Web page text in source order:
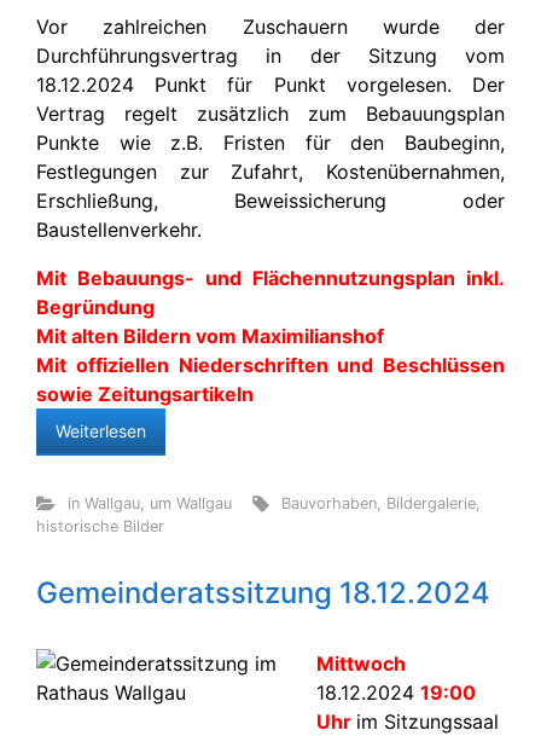
Vor zahlreichen Zuschauern wurde der
Durchführungsvertrag in der Sitzung vom
18.12.2024 Punkt für Punkt vorgelesen. Der
Vertrag regelt zusätzlich zum Bebauungsplan
Punkte wie z.B. Fristen für den Baubeginn,
Festlegungen zur Zufahrt, Kostenübernahmen,
Erschließung, Beweissicherung oder
Baustellenverkehr.
Mit Bebauungs- und Flächennutzungsplan inkl.
Begründung
Mit alten Bildern vom Maximilianshof
Mit offiziellen Niederschriften und Beschlüssen
sowie Zeitungsartikeln
Weiterlesen
in Wallgau, um Wallgau Bauvorhaben Bildergalerie
historische Bilder
Gemeinderatssitzung 18.12.2024
Mittwoch
18.12.2024 19:00
Uhr im Sitzungssaal